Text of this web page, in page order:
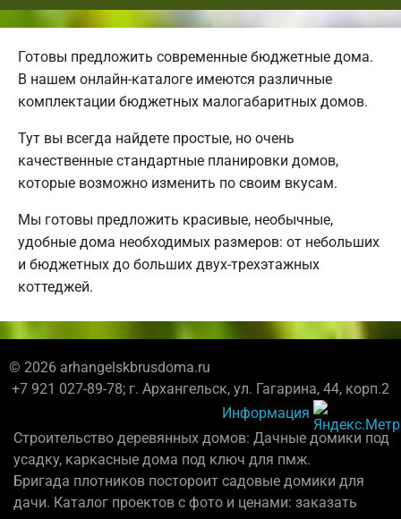
Готовы предложить современные бюджетные дома.
В нашем онлайн-каталоге имеются различные
комплектации бюджетных малогабаритных домов.
Тут вы всегда найдете простые, но очень
качественные стандартные планировки домов,
которые возможно изменить по своим вкусам.
Мы готовы предложить красивые, необычные,
удобные дома необходимых размеров: от небольших
и бюджетных до больших двух-трехэтажных
коттеджей.
© 2026 arhangelskbrusdoma.ru
+7 921 027-89-78; г. Архангельск, ул. Гагарина, 44, корп.2
Информация
Строительство деревянных домов: Дачные домики под
усадку, каркасные дома под ключ для пмж.
Бригада плотников постороит садовые домики для
дачи. Каталог проектов с фото и ценами: заказать